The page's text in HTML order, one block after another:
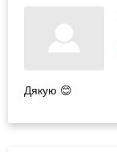
Дякую 😊